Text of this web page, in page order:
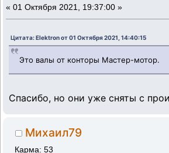
« 01 Октября 2021, 19:37:00 »
Цитата: Elektron от 01 Октября 2021, 14:40:15
Это валы от конторы Мастер-мотор.
Спасибо, но они уже сняты с
Михаил79
Карма: 53